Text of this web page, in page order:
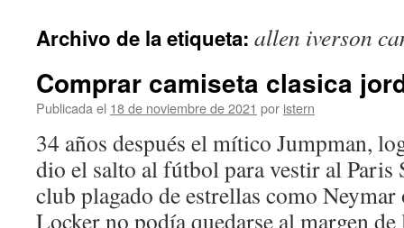
contenido
Archivo de la etiqueta: allen iverson
Comprar camiseta clasica
Publicada el 18 de noviembre de 2021 por istern
34 años después el mítico Jumpman,
dio el salto al fútbol para vestir al Paris
club plagado de estrellas como
Locker no podía quedarse al margen